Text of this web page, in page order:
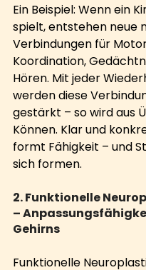
Ein Beispiel: Wenn ein
spielt, entstehen neue
Verbindungen für
Koordination,
Hören. Mit jeder
werden diese
gestärkt – so wird aus
Können. Klar und
formt Fähigkeit – und
sich formen.
2. Funktionelle
–
Gehirns
Funktionelle